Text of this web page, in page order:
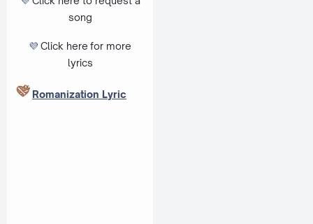
song
💜 Click here for more
lyrics
Romanization Lyric